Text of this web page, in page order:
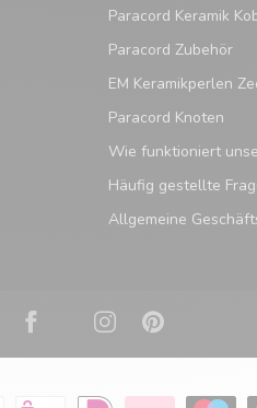
Paracord Keramik
Paracord Zubehör
EM Keramikperlen
Paracord Knoten
Wie funktioniert
Häufig gestellte
Allgemeine